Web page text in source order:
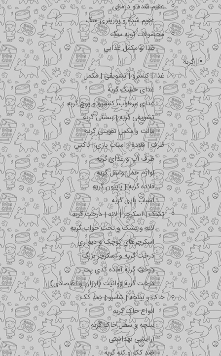
عقیم شده و درمانی
عقیم شده و یورینری سگ
محصولات توله سگ
غذا و مکمل غذایی
گربه
غذا | کنسرو | تشویقی | مکمل
غذای خشک گربه
غذای مرطوب، کنسرو و پوچ گربه
تشویقی گربه | بستنی گربه
مالت و مکمل تقویتی گربه
ظرف | قلاده | اسباب بازی | باکس
ظرف آب و غذای گربه
لوازم حمل و نقل گربه
قلاده گربه | پاپیون گربه
اسباب بازی گربه
تشک | اسکرچر | لانه | درخت گربه
لانه و تشک و تخت خواب گربه
اسکرچرهای کوچک و دیواری
درخت گربه و اسکرچر بزرگ
درخت گربه آماده کدی پت
درخت گربه ژوانیت (ارزان و اقتصادی)
خاک و بیلچه | شامپو | ضد کک
انواع خاک گربه
بیلچه و سطل خاک گربه
آرایشی بهداشتی
ضد کک و کنه گربه